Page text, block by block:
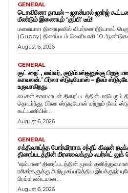
GENERAL
டொவினோ தாமஸ் – ஜான்பால் ஜார்ஜ்
மீண்டும் இணையும் ‘குப்பி’ டீம்!
மலையாள திரையுலகில் விமர்சன ரீதியாகப்
(Guppy) திரைப்படம் வெளியாகி 10
August 6, 2026
GENERAL
குட் நைட், லவ்வர், குடும்பஸ்தனுக்கு பிறகு
காவலன்.’ பிர்லா ஸ்டுடியோஸ் – நீலம்
உருவாகிறது.
பைசன் காளமாடன் திரைப்படத்தின் மாபெரும்
தொடர்ந்து, பிர்லா ஸ்டுடியோஸ் மற்றும் நீலம்
கூட்டணியில்...
August 6, 2026
GENERAL
சக்திவாய்ந்த போர்வீரராக சந்தீப் கிஷன்
திரைப்படத்தின் மிரளவைக்கும் ஃபர்ஸ்ட் லுக்
'ஷம்பாலா' திரைப்படத்தின் மூலம்
ரசிகர்களுக்கு அறிமுகப்படுத்திய இயக்குநர்
பிரம்மாண்டமான...
August 6, 2026